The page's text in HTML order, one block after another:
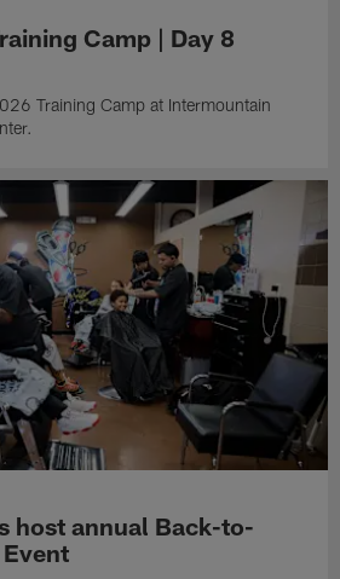
Camp | Day 8
Training Camp at Intermountain
host annual Back-to-